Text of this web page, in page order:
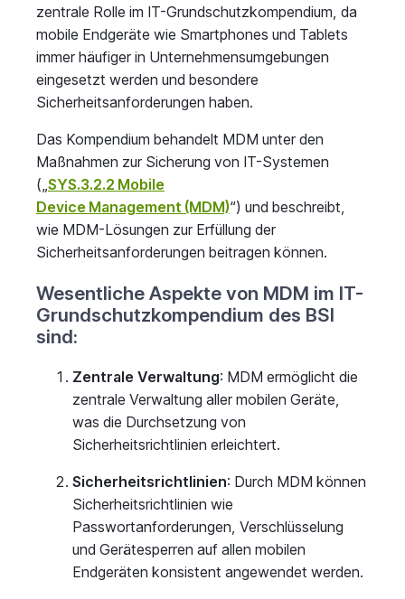
zentrale Rolle im IT-Grundschutzkompendium, da
mobile Endgeräte wie Smartphones und Tablets
immer häufiger in Unternehmensumgebungen
eingesetzt werden und besondere
Sicherheitsanforderungen haben.
Das Kompendium behandelt MDM unter den
Maßnahmen zur Sicherung von IT-Systemen
(„SYS.3.2.2 Mobile
Device Management (MDM)“) und beschreibt,
wie MDM-Lösungen zur Erfüllung der
Sicherheitsanforderungen beitragen können.
Wesentliche Aspekte von MDM im IT-
Grundschutzkompendium des BSI
sind:
Zentrale Verwaltung: MDM ermöglicht die
zentrale Verwaltung aller mobilen Geräte,
was die Durchsetzung von
Sicherheitsrichtlinien erleichtert.
Sicherheitsrichtlinien: Durch MDM können
Sicherheitsrichtlinien wie
Passwortanforderungen, Verschlüsselung
und Gerätesperren auf allen mobilen
Endgeräten konsistent angewendet werden.